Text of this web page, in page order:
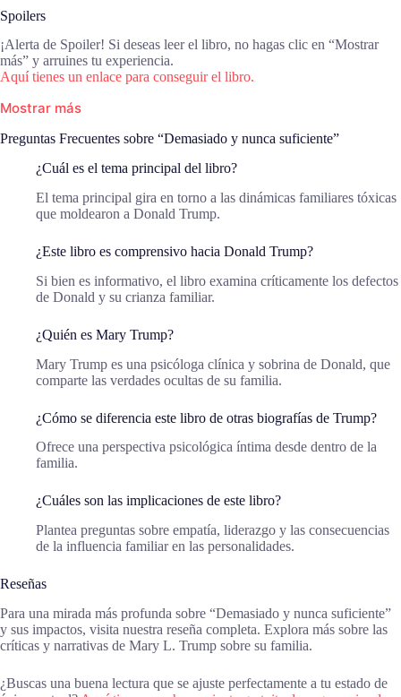
Spoilers
¡Alerta de Spoiler! Si deseas leer el libro, no hagas clic en “Mostrar
más” y arruines tu experiencia.
Aquí tienes un enlace para conseguir el libro.
Mostrar más
Preguntas Frecuentes sobre “Demasiado y nunca suficiente”
¿Cuál es el tema principal del libro?
El tema principal gira en torno a las dinámicas familiares tóxicas
que moldearon a Donald Trump.
¿Este libro es comprensivo hacia Donald Trump?
Si bien es informativo, el libro examina críticamente los defectos
de Donald y su crianza familiar.
¿Quién es Mary Trump?
Mary Trump es una psicóloga clínica y sobrina de Donald, que
comparte las verdades ocultas de su familia.
¿Cómo se diferencia este libro de otras biografías de Trump?
Ofrece una perspectiva psicológica íntima desde dentro de la
familia.
¿Cuáles son las implicaciones de este libro?
Plantea preguntas sobre empatía, liderazgo y las consecuencias
de la influencia familiar en las personalidades.
Reseñas
Para una mirada más profunda sobre “Demasiado y nunca suficiente”
y sus impactos, visita nuestra reseña completa. Explora más sobre las
críticas y narrativas de Mary L. Trump sobre su familia.
¿Buscas una buena lectura que se ajuste perfectamente a tu estado de